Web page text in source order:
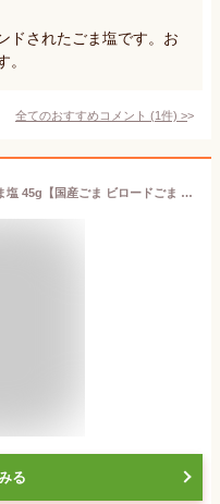
ドされたごま塩です。お
全てのおすすめコメント (1件) >
≪能登製塩≫奥能登海水塩使用 ごま塩 45g【国産ごま ビロードごま 黒ごま】
る